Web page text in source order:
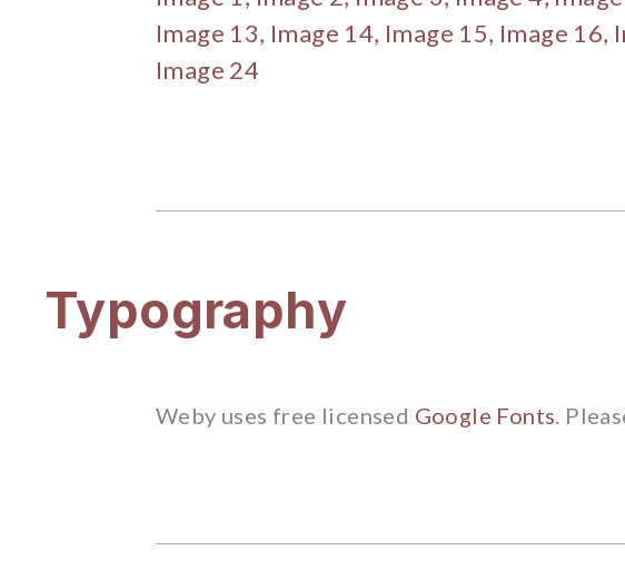
Image 13, Image 14, Image 15, Image 16,
Image 24
Typography
Weby uses free licensed Google Fonts.